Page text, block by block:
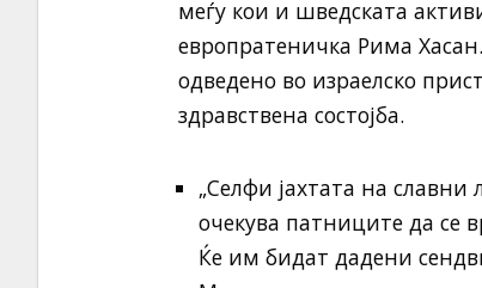
меѓу кои и шведската
европратеничка Рима
одведено во израелско
здравствена состојба.
„Селфи јахтата на
очекува патниците да се
Ќе им бидат дадени